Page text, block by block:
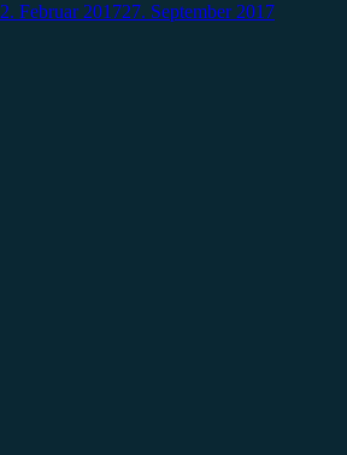
2. Februar 201727. September 2017